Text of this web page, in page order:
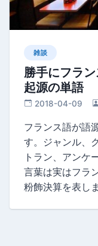
雑談
勝手にフラ
起源の単語
2018-04-09
フランス語が語
す。ジャンル、
トラン、アンケ
言葉は実はフラ
粉飾決算を表し